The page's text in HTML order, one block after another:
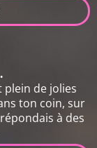
plein de jolies
ton coin, sur
à des